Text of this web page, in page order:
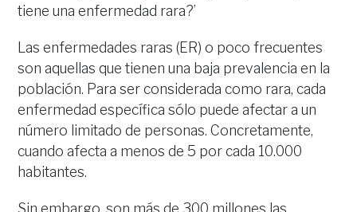
tiene una enfermedad rara?’
Las enfermedades raras (ER) o poco frecuentes
son aquellas que tienen una baja prevalencia en la
población. Para ser considerada como rara, cada
enfermedad específica sólo puede afectar a un
número limitado de personas. Concretamente,
cuando afecta a menos de 5 por cada 10.000
habitantes.
Sin embargo, son más de 300 millones las